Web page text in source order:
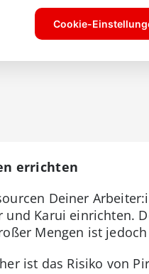
errichten
Deiner
Karui einrichten.
Mengen ist
ist das Risiko von